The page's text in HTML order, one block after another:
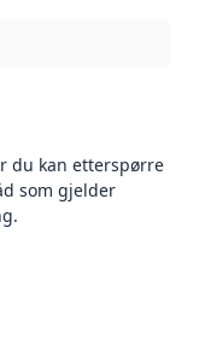
du kan etterspørre
som gjelder